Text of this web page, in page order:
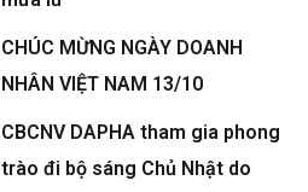
CHÚC MỪNG NGÀY DOANH
NHÂN VIỆT NAM 13/10
CBCNV DAPHA tham gia phong
trào đi bộ sáng Chủ Nhật do